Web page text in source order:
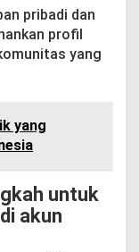
pribadi dan
profil
yang
yang
untuk
akun